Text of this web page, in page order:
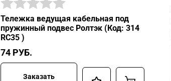
Тележка ведущая кабельная под
пружинный подвес Ролтэк (Код: 314
RC35 )
74 РУБ.
Заказать